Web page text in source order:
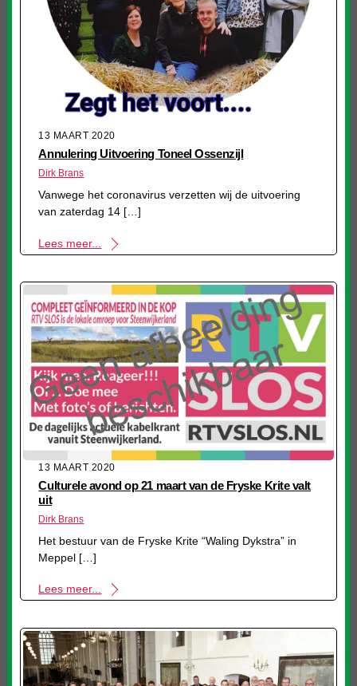
13 MAART 2020
Annulering Uitvoering Toneel Ossenzijl
Dirk Brans
Vanwege het coronavirus verzetten wij de uitvoering
van zaterdag 14 […]
Lees meer...
13 MAART 2020
Culturele avond op 21 maart van de Fryske Krite valt
uit
Dirk Brans
Het bestuur van de Fryske Krite “Waling Dykstra” in
Meppel […]
Lees meer...